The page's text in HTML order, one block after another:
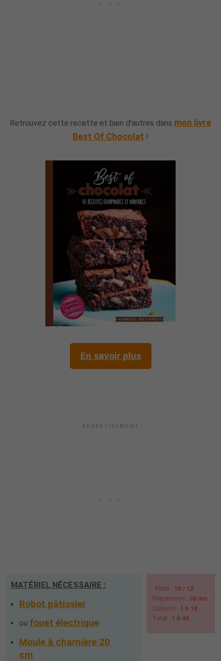
Retrouvez cette recette et bien d'autres dans mon livre
Best Of Chocolat !
En savoir plus
MATÉRIEL NÉCESSAIRE :
Robot pâtissier
ou fouet électrique
Moule à charnière 20
cm
: Parts : 10 / 12
Préparation : 30 mn
Cuisson : 1 h 10
Total : 1 h 40